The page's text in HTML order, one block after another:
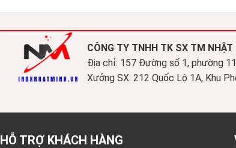
CÔNG TY TNHH TK SX TM NHẬT
Địa chỉ: 157 Đường số 1, phường
Xưởng SX: 212 Quốc Lộ 1A, Khu
HỖ TRỢ KHÁCH HÀNG